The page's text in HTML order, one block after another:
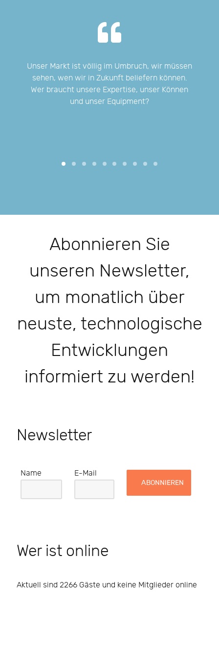
Unser Markt ist völlig im Umbruch, wir müssen
sehen, wen wir in Zukunft beliefern können.
Wer braucht unsere Expertise, unser Können
und unser Equipment?
Abonnieren Sie
unseren Newsletter,
um monatlich über
neuste, technologische
Entwicklungen
informiert zu werden!
Newsletter
Name E-Mail
Wer ist online
Aktuell sind 2266 Gäste und keine Mitglieder online